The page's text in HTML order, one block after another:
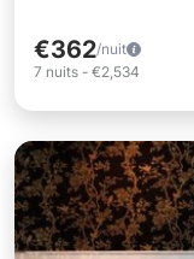
€362/nuit
7 nuits - €2,534